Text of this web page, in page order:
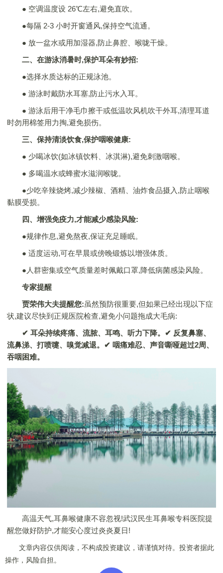
● 空调温度设 26℃左右,避免直吹。
●每隔 2-3 小时开窗通风,保持空气流通。
● 放一盆水或用加湿器,防止鼻腔、喉咙干燥。
二、在游泳消暑时,保护耳朵有妙招:
●选择水质达标的正规泳池。
● 游泳时戴防水耳塞,防止污水入耳。
● 游泳后用干净毛巾擦干或低温吹风机吹干外耳,清理耳道
时勿用棉签用力掏,避免损伤。
三、保持清淡饮食,保护咽喉健康:
● 少喝冰饮(如冰镇饮料、冰淇淋),避免刺激咽喉。
● 多喝温水或蜂蜜水滋润喉咙。
●少吃辛辣烧烤,减少辣椒、酒精、油炸食品摄入,防止咽喉
黏膜受损。
四、增强免疫力,才能减少感染风险:
●规律作息,避免熬夜,保证充足睡眠。
● 适度运动,可在早晨或傍晚锻炼以增强体质。
●人群密集或空气质量差时佩戴口罩,降低病菌感染风险。
专家提醒
贾荣伟大夫提醒您:虽然预防很重要,但如果已经出现以下症
状,建议尽快到正规医院检查,避免小问题拖成大毛病:
✔ 耳朵持续疼痛、流脓、耳鸣、听力下降。 ✔ 反复鼻塞、
流鼻涕、打喷嚏、嗅觉减退。 ✔ 咽痛难忍、声音嘶哑超过2周、
吞咽困难。
高温天气,耳鼻喉健康不容忽视!武汉民生耳鼻喉专科医院提
醒您做好防护,才能安心度过炎炎夏日!
文章内容仅供阅读，不构成投资建议，请谨慎对待。投资者据此
操作，风险自担。